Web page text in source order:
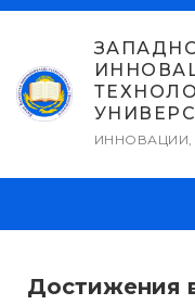
Перейти
содержимому
ИННОВАЦИИ,
Достижения